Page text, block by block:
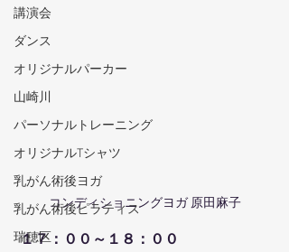
講演会
ダンス
オリジナルパーカー
山崎川
パーソナルトレーニング
オリジナルTシャツ
乳がん術後ヨガ
乳がん術後ピラティス
瑞穂区
コンディショニングヨガ 原田麻子
１７：００～１８：００